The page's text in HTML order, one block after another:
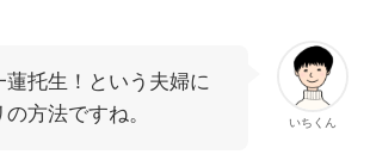
いちくん
蓮托生！という夫婦に
方法ですね。